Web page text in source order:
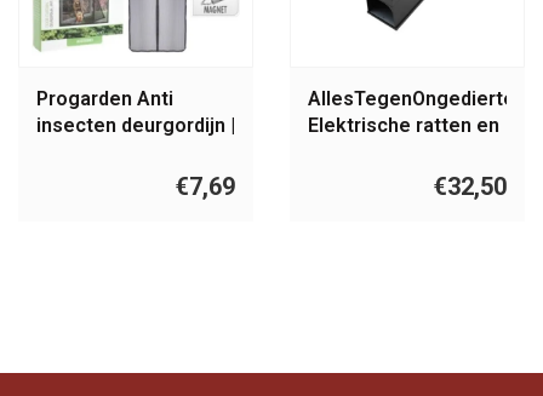
Progarden Anti
insecten deurgordijn |
€7,69
AllesTegenOngedierte.nl
Elektrische ratten en
€32,50